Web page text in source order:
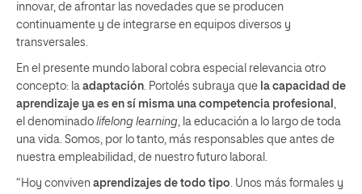
innovar, de afrontar las novedades que se producen
continuamente y de integrarse en equipos diversos y
transversales.
En el presente mundo laboral cobra especial relevancia otro
concepto: la adaptación . Portolés subraya que la capacidad de
aprendizaje ya es en sí misma una competencia profesional
el denominado lifelong learning , la educación a lo largo de toda
una vida. Somos, por lo tanto, más responsables que antes de
nuestra empleabilidad, de nuestro futuro laboral.
“Hoy conviven aprendizajes de todo tipo . Unos más formales y